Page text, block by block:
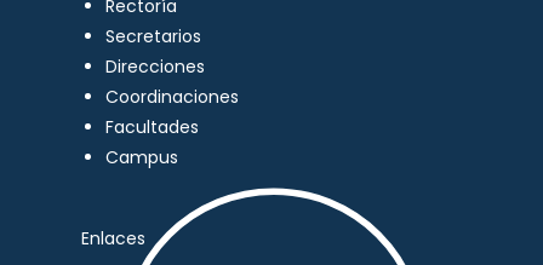
Rectoría
Secretarios
Direcciones
Coordinaciones
Facultades
Campus
Enlaces